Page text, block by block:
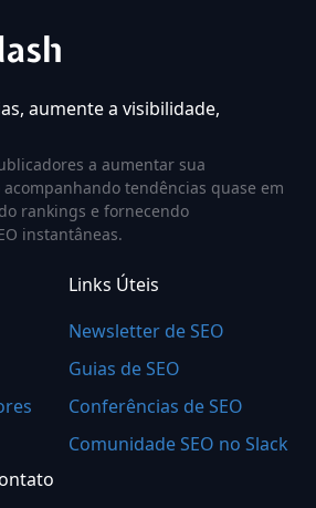
aumente a visibilidade,
a aumentar sua
tendências quase em
rankings e fornecendo
instantâneas.
Links Úteis
Newsletter de SEO
Guias de SEO
Conferências de SEO
Comunidade SEO no Slack